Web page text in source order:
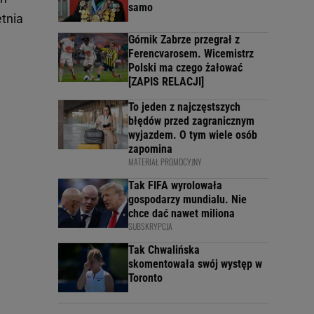
samo
Górnik Zabrze przegrał z
Ferencvarosem. Wicemistrz
Polski ma czego żałować
[ZAPIS RELACJI]
To jeden z najczęstszych
błędów przed zagranicznym
wyjazdem. O tym wiele osób
zapomina
MATERIAŁ PROMOCYJNY
Tak FIFA wyrolowała
gospodarzy mundialu. Nie
chce dać nawet miliona
SUBSKRYPCJA
Tak Chwalińska
skomentowała swój występ w
Toronto